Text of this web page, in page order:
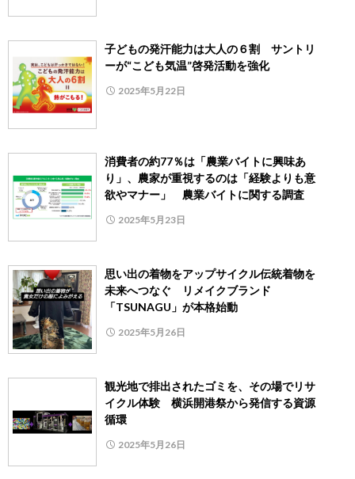
子どもの発汗能力は大人の６割 サントリ
ーが“こども気温”啓発活動を強化
2025年5月22日
消費者の約77％は「農業バイトに興味あ
り」、農家が重視するのは「経験よりも意
欲やマナー」 農業バイトに関する調査
2025年5月23日
思い出の着物をアップサイクル伝統着物を
未来へつなぐ リメイクブランド
「TSUNAGU」が本格始動
2025年5月26日
観光地で排出されたゴミを、その場でリサ
イクル体験 横浜開港祭から発信する資源
循環
2025年5月26日